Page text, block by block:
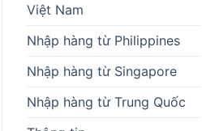
Việt Nam
Nhập hàng từ Philippines
Nhập hàng từ Singapore
Nhập hàng từ Trung Quốc